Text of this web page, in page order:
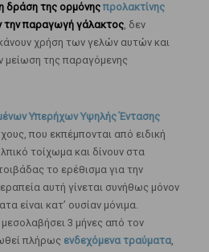
δράση της ορμόνηςπρολακτίνης
την παραγωγή γάλακτος, δεν
χρήση των γελών αυτών και
μείωση της παραγόμενης
Υπερήχων Υψηλής Έντασης
που εκπέμπονται από ειδική
τοίχωμα και δίνουν στα
το ερέθισμα για την
αυτή γίνεται συνήθως μόνον
είναι κατ’ ουσίαν μόνιμα.
3 μήνες από τον
πλήρως ενδεχόμενα τραύματα,